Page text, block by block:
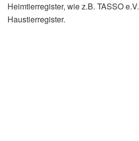
Heimtierregister, wie z.B. TASSO
Haustierregister.